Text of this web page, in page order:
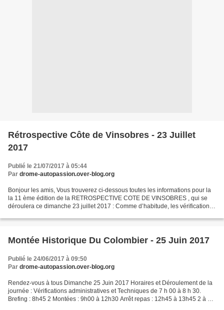
Rétrospective Côte de Vinsobres - 23 Juillet
2017
Publié le 21/07/2017 à 05:44
Par drome-autopassion.over-blog.org
Bonjour les amis, Vous trouverez ci-dessous toutes les informations pour la
la 11 ème édition de la RETROSPECTIVE COTE DE VINSOBRES , qui se
déroulera ce dimanche 23 juillet 2017 : Comme d’habitude, les vérifications
Montée Historique Du Colombier - 25 Juin 2017
Publié le 24/06/2017 à 09:50
Par drome-autopassion.over-blog.org
Rendez-vous à tous Dimanche 25 Juin 2017 Horaires et Déroulement de la
journée : Vérifications administratives et Techniques de 7 h 00 à 8 h 30.
Brefing : 8h45 2 Montées : 9h00 à 12h30 Arrêt repas : 12h45 à 13h45 2 à 3